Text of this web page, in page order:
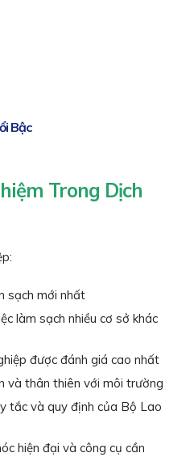
Bậc
Trong Dịch
sạch mới nhất
làm sạch nhiều cơ sở khác
được đánh giá cao nhất
và thân thiên với môi trường
tắc và quy định của Bộ Lao
hiện đại và công cụ cần